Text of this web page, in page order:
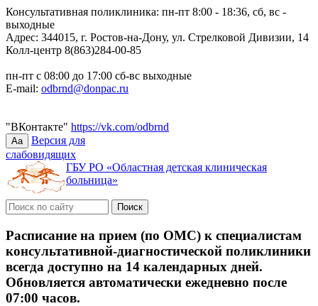
Консультативная поликлиника: пн-пт 8:00 - 18:36, сб, вс -
выходные
Адрес: 344015, г. Ростов-на-Дону, ул. Стрелковой Дивизии, 14
Колл-центр 8(863)284-00-85
пн-пт с 08:00 до 17:00 сб-вс выходные
E-mail: odbrnd@donpac.ru
"ВКонтакте" https://vk.com/odbrnd
Aa
Версия для
слабовидящих
ГБУ РО «Областная детская клиническая
больница»
Расписание на прием (по ОМС) к специалистам
консультативной-диагностической поликлиники
всегда доступно на 14 календарных дней.
Обновляется автоматически ежедневно после
07:00 часов.